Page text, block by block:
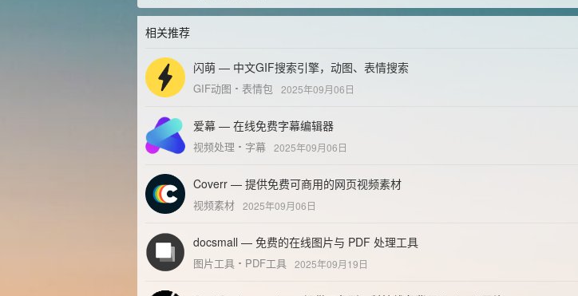
相关推荐
闪萌 — 中文GIF搜索引擎，动图、表情搜索
GIF动图 表情包 2025年09月06日
爱幕 — 在线免费字幕编辑器
视频处理 字幕 2025年09月06日
Coverr — 提供免费可商用的网页视频素材
视频素材 2025年09月06日
docsmall — 免费的在线图片与 PDF 处理工具
图片工具 PDF工具 2025年09月19日